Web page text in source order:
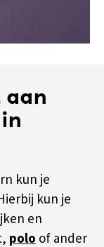
aan
kun je
kun je
en
, polo of ander